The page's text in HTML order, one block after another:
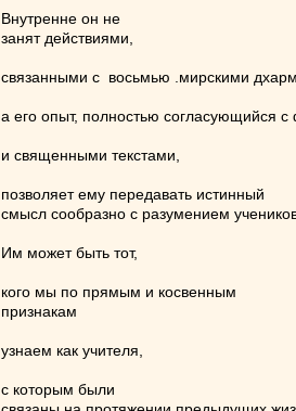
Внутренне он не
занят действиями,
связанными с восьмью .мирскими
а его опыт, полностью согласующийся
и священными текстами,
позволяет ему передавать истинный
смысл сообразно с разумением
Им может быть тот,
кого мы по прямым и косвенным
признакам
узнаем как учителя,
с которым были